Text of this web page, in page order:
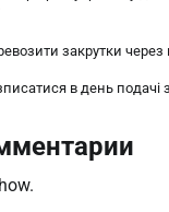
закрутки через
в день подачі